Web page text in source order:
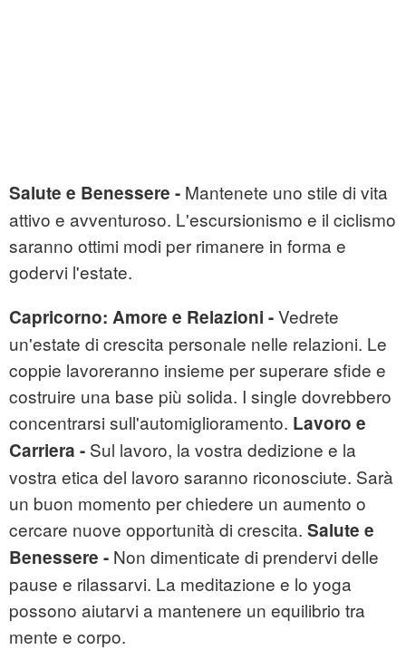
Salute e Benessere - Mantenete uno stile di vita
attivo e avventuroso. L'escursionismo e il ciclismo
saranno ottimi modi per rimanere in forma e
godervi l'estate.
Capricorno: Amore e Relazioni -Vedrete
un'estate di crescita personale nelle relazioni. Le
coppie lavoreranno insieme per superare sfide e
costruire una base più solida. I single dovrebbero
concentrarsi sull'automiglioramento. Lavoro e
Carriera - Sul lavoro, la vostra dedizione e la
vostra etica del lavoro saranno riconosciute. Sarà
un buon momento per chiedere un aumento o
cercare nuove opportunità di crescita. Salute e
Benessere - Non dimenticate di prendervi delle
pause e rilassarvi. La meditazione e lo yoga
possono aiutarvi a mantenere un equilibrio tra
mente e corpo.